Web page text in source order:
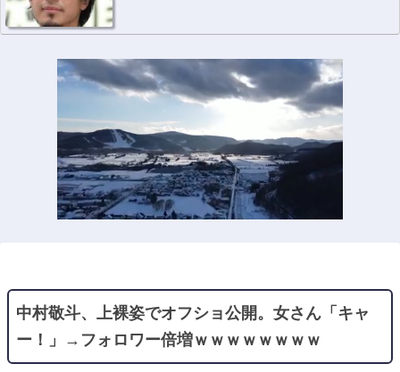
中村敬斗、上裸姿でオフショ公開。女さん「キャ
ー！」→フォロワー倍増ｗｗｗｗｗｗｗｗ